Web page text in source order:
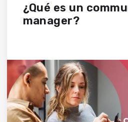
¿Qué es un
manager?